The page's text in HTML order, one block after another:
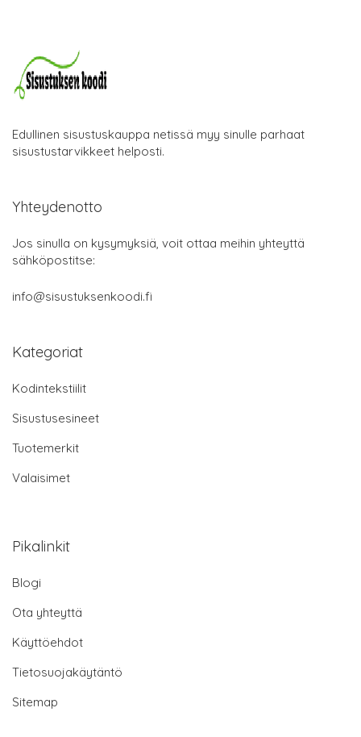
Edullinen sisustuskauppa netissä myy sinulle parhaat
sisustustarvikkeet helposti.
Yhteydenotto
Jos sinulla on kysymyksiä, voit ottaa meihin yhteyttä
sähköpostitse:
info@sisustuksenkoodi.fi
Kategoriat
Kodintekstiilit
Sisustusesineet
Tuotemerkit
Valaisimet
Pikalinkit
Blogi
Ota yhteyttä
Käyttöehdot
Tietosuojakäytäntö
Sitemap